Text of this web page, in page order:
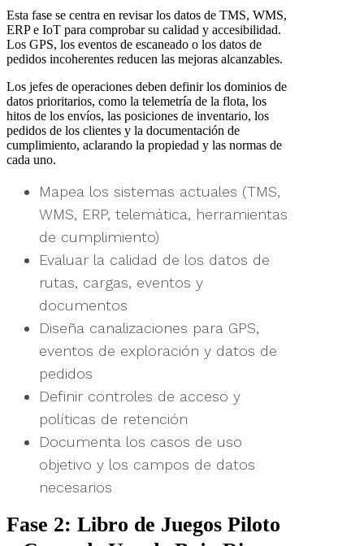
Esta fase se centra en revisar los datos de TMS, WMS,
ERP e IoT para comprobar su calidad y accesibilidad.
Los GPS, los eventos de escaneado o los datos de
pedidos incoherentes reducen las mejoras alcanzables.
Los jefes de operaciones deben definir los dominios de
datos prioritarios, como la telemetría de la flota, los
hitos de los envíos, las posiciones de inventario, los
pedidos de los clientes y la documentación de
cumplimiento, aclarando la propiedad y las normas de
cada uno.
Mapea los sistemas actuales (TMS,
WMS, ERP, telemática, herramientas
de cumplimiento)
Evaluar la calidad de los datos de
rutas, cargas, eventos y
documentos
Diseña canalizaciones para GPS,
eventos de exploración y datos de
pedidos
Definir controles de acceso y
políticas de retención
Documenta los casos de uso
objetivo y los campos de datos
necesarios
Fase 2: Libro de Juegos Piloto